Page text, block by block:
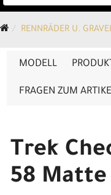
RENNRÄDER U.
MODELL
FRAGEN ZUM
Trek
58 Matte